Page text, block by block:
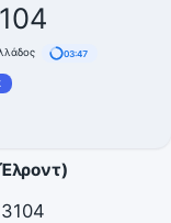
03:46